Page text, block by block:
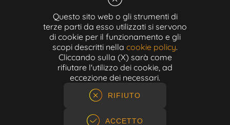
Questo sito web o gli strumenti di
terze parti da esso utilizzati si servono
di cookie per il funzionamento e gli
scopi descritti nella cookie policy.
Cliccando sulla (X) sarà come
rifiutare l'utilizzo dei cookie, ad
eccezione dei necessari.
RIFIUTO
ACCETTO
+39 059.454622
info@victoriacinema.it
Partita IVA: 02603471208
N-REA: 452611
Capitale sociale: 300.000,00€